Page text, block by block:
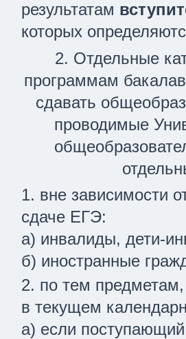
результатам
которых
Отдельные
программам
сдавать
проводимые
вне зависимости
сдаче ЕГЭ:
а) инвалиды, дети-
б) иностранные
по тем
в текущем
а) если